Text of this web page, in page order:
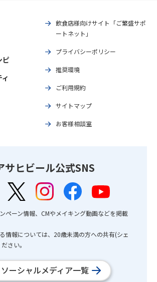
ピ
飲食店様向けサイト「ご繁盛サポ
ートネット」
プライバシーポリシー
推奨環境
ご利用規約
サイトマップ
お客様相談室
サヒビール公式SNS
ペーン情報、CMやメイキング動画などを掲載
情報については、20歳未満の方への共有(シェ
さい。
ソーシャルメディア一覧